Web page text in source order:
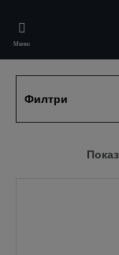
main
content
Меню
Филтри